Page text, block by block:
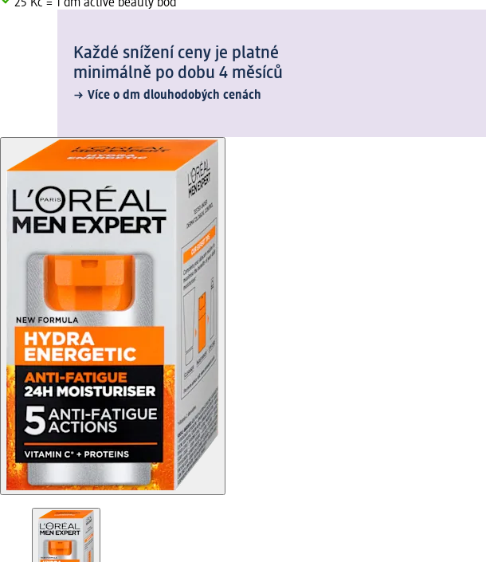
25 Kč = 1 dm active beauty bod
Každé snížení ceny je platné
minimálně po dobu 4 měsíců
Více o dm dlouhodobých cenách